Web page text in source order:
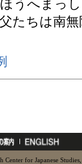
うへまっ
たちは南
for Japanese